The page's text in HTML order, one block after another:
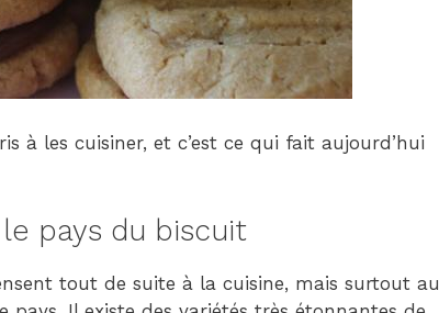
à les cuisiner, et c’est ce qui fait aujourd’hui
pays du biscuit
tout de suite à la cuisine, mais surtout au